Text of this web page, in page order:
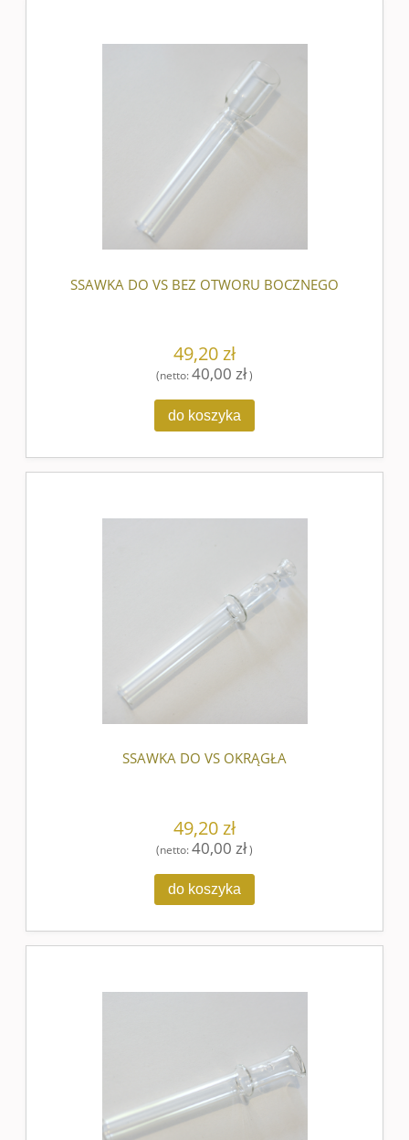
SSAWKA DO VS BEZ OTWORU BOCZNEGO
49,20 zł
(netto:40,00 zł)
do koszyka
SSAWKA DO VS OKRĄGŁA
49,20 zł
(netto:40,00 zł)
do koszyka